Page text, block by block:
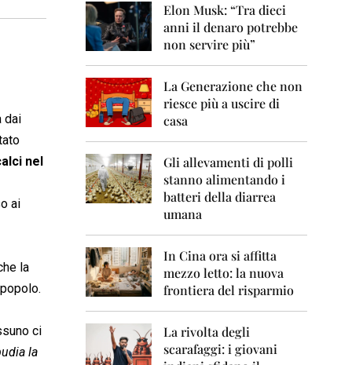
0
0
2
0
2
dai
nel
ai
la
ci
la
Elon Musk: “Tra dieci
anni il denaro potrebbe
non servire più”
La Generazione che non
riesce più a uscire di
casa
Gli allevamenti di polli
stanno alimentando i
batteri della diarrea
umana
In Cina ora si affitta
mezzo letto: la nuova
frontiera del risparmio
La rivolta degli
scarafaggi: i giovani